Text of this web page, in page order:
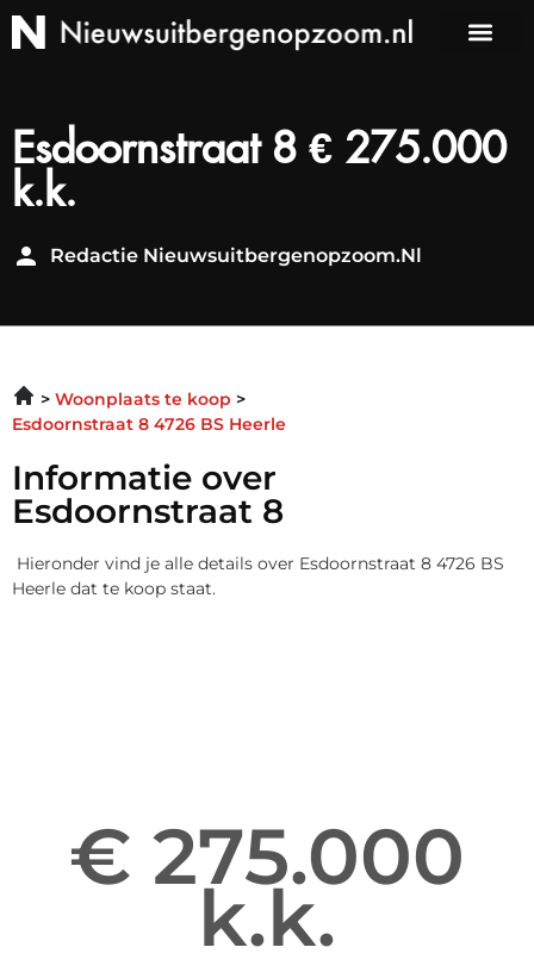
Esdoornstraat 8 € 275.000
k.k.
Redactie Nieuwsuitbergenopzoom.nl
Woonplaats te koop
Esdoornstraat 8 4726 BS Heerle
Informatie over
Esdoornstraat 8
Hieronder vind je alle details over Esdoornstraat 8 4726 BS
Heerle dat te koop staat.
€ 275.000
k.k.